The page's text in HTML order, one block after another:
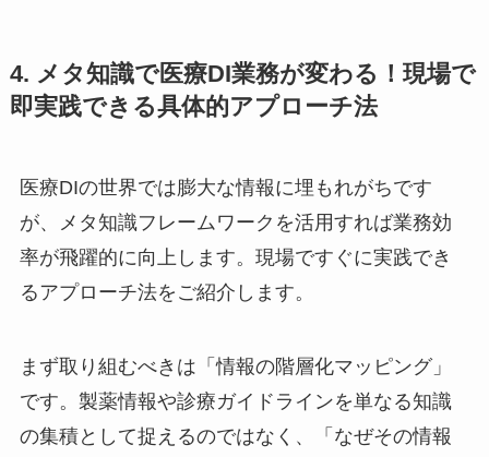
4. メタ知識で医療DI業務が変わる！現場で
即実践できる具体的アプローチ法
医療DIの世界では膨大な情報に埋もれがちです
が、メタ知識フレームワークを活用すれば業務効
率が飛躍的に向上します。現場ですぐに実践でき
るアプローチ法をご紹介します。
まず取り組むべきは「情報の階層化マッピング」
です。製薬情報や診療ガイドラインを単なる知識
の集積として捉えるのではなく、「なぜその情報